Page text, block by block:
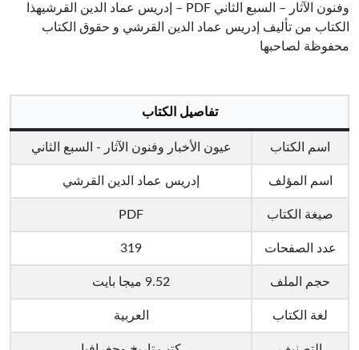
وفنون الآثار – السبع الثاني PDF – إدريس عماد الدين القرشيهذا
الكتاب من تأليف إدريس عماد الدين القرشي و حقوق الكتاب
محفوظة لصاحبها
تفاصيل الكتاب
اسم الكتاب عيون الأخبار وفنون الآثار - السبع الثاني
اسم المؤلف إدريس عماد الدين القرشي
صيغة الكتاب PDF
عدد الصفحات 319
حجم الملف 9.52 ميجا بايت
لغة الكتاب العربية